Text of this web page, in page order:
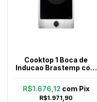
Cooktop 1 Boca de
Inducao Brastemp com
Inox
R$1.971,90
R$1.676,12 com Pix